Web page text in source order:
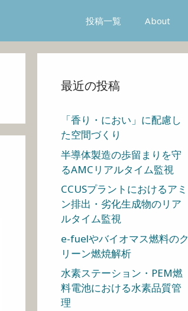
投稿一覧 About
最近の投稿
「香り・におい」に配慮し
た空間づくり
半導体製造の歩留まりを守
るAMCリアルタイム監視
CCUSプラントにおけるアミ
ン排出・劣化生成物のリア
ルタイム監視
e-fuelやバイオマス燃料のク
リーン燃焼解析
水素ステーション・PEM燃
料電池における水素品質管
理